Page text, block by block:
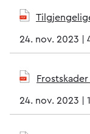
24. nov. 2023
24. nov. 2023